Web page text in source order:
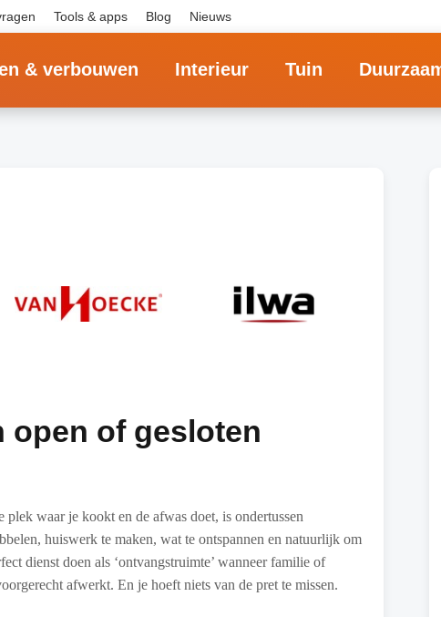
Tools & apps Blog Nieuws
& verbouwen Interieur Tuin
open of gesloten
waar je kookt en de afwas doet, is ondertussen
huiswerk te maken, wat te ontspannen en natuurlijk om
dienst doen als ‘ontvangstruimte’ wanneer familie of
afwerkt. En je hoeft niets van de pret te missen.